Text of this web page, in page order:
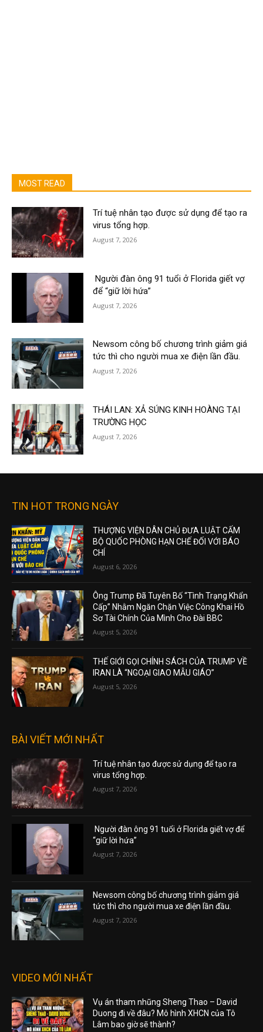
MOST READ
Trí tuệ nhân tạo được sử dụng để tạo ra
virus tổng hợp.
August 7, 2026
Người đàn ông 91 tuổi ở Florida giết vợ
để “giữ lời hứa”
August 7, 2026
Newsom công bố chương trình giảm giá
tức thì cho người mua xe điện lần đầu.
August 7, 2026
THÁI LAN: XẢ SÚNG KINH HOÀNG TẠI
TRƯỜNG HỌC
August 7, 2026
TIN HOT TRONG NGÀY
THƯỢNG VIỆN DÂN CHỦ ĐƯA LUẬT CẤM
BỘ QUỐC PHÒNG HẠN CHẾ ĐỐI VỚI BÁO
CHÍ
August 6, 2026
Ông Trump Đã Tuyên Bố “Tình Trạng Khẩn
Cấp” Nhằm Ngăn Chặn Việc Công Khai Hồ
Sơ Tài Chính Của Mình Cho Đài BBC
August 5, 2026
THẾ GIỚI GỌI CHÍNH SÁCH CỦA TRUMP VỀ
IRAN LÀ “NGOẠI GIAO MẪU GIÁO”
August 5, 2026
BÀI VIẾT MỚI NHẤT
Trí tuệ nhân tạo được sử dụng để tạo ra
virus tổng hợp.
August 7, 2026
Người đàn ông 91 tuổi ở Florida giết vợ để
“giữ lời hứa”
August 7, 2026
Newsom công bố chương trình giảm giá
tức thì cho người mua xe điện lần đầu.
August 7, 2026
VIDEO MỚI NHẤT
Vụ án tham nhũng Sheng Thao – David
Duong đi về đâu? Mô hình XHCN của Tô
Lâm bao giờ sẽ thành?